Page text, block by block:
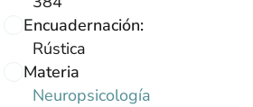
Encuadernación:
Rústica
Materia
Neuropsicología